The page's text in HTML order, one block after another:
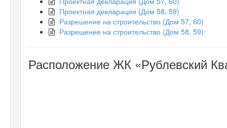
Проектная декларация (Дом 58, 59)
Разрешение на строительство (Дом 57, 60)
Разрешение на строительство (Дом 58, 59)
Расположение ЖК «Рублевский